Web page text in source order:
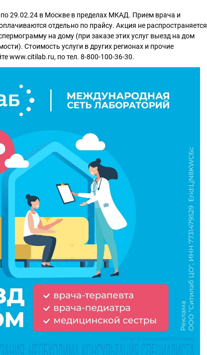
29.02.24 в Москве в пределах МКАД. Прием врача и
отдельно по прайсу. Акция не распространяется
на дому (при заказе этих услуг выезд на дом
Стоимость услуги в других регионах и прочие
www.citilab.ru, по тел. 8-800-100-36-30.